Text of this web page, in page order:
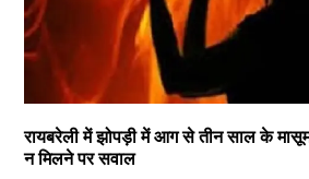
रायबरेली में झोपड़ी में आग से तीन साल के
न मिलने पर सवाल